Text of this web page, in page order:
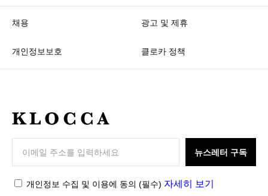
채용 광고 및 제휴
개인정보보호 클로카 정책
K
C
C
뉴스레터 구독
개인정보 수집 및 이용에 동의 (필수) 자세히 보기